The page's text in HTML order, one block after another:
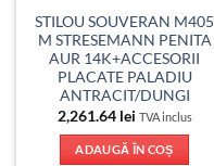
STILOU SOUVERAN M405
M STRESEMANN PENITA
AUR 14K+ACCESORII
PLACATE PALADIU
ANTRACIT/DUNGI
2,261.64 lei TVA inclus
ADAUGĂ ÎN COȘ